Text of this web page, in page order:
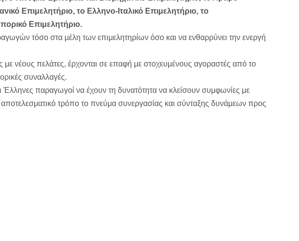
Επιμελητήριο, το Ελληνο-Ιταλικό Επιμελητήριο, το
Επιμελητήριο.
τόσο στα μέλη των επιμελητηρίων όσο και να ενθαρρύνει την ενεργή
νέους πελάτες, έρχονται σε επαφή με στοχευμένους αγοραστές από το
συναλλαγές.
Έλληνες παραγωγοί να έχουν τη δυνατότητα να κλείσουν συμφωνίες με
τρόπο το πνεύμα συνεργασίας και σύνταξης δυνάμεων προς